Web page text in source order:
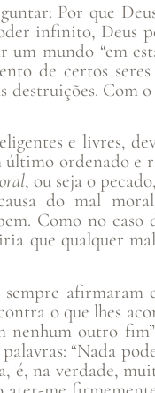
Por que
infinito,
mundo “em
de certos
destruições.
e livres,
último ordenado
, ou seja o
do mal moral
Como no
que qualquer
sempre afirmaram
o que lhes
nenhum outro fim”
palavras: “Nada
é, na verdade,